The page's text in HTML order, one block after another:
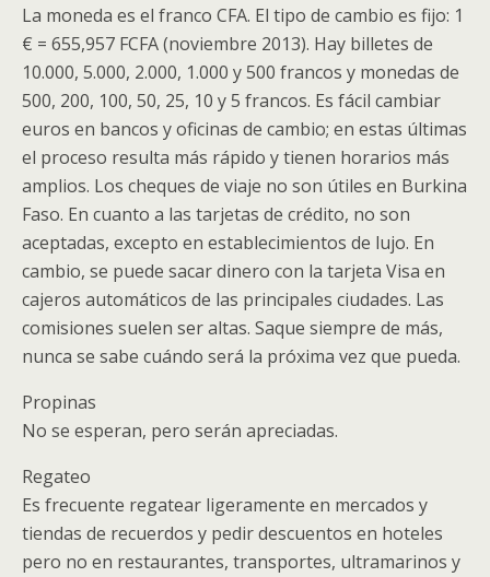
La moneda es el franco CFA. El tipo de cambio es fijo: 1
€ = 655,957 FCFA (noviembre 2013). Hay billetes de
10.000, 5.000, 2.000, 1.000 y 500 francos y monedas de
500, 200, 100, 50, 25, 10 y 5 francos. Es fácil cambiar
euros en bancos y oficinas de cambio; en estas últimas
el proceso resulta más rápido y tienen horarios más
amplios. Los cheques de viaje no son útiles en Burkina
Faso. En cuanto a las tarjetas de crédito, no son
aceptadas, excepto en establecimientos de lujo. En
cambio, se puede sacar dinero con la tarjeta Visa en
cajeros automáticos de las principales ciudades. Las
comisiones suelen ser altas. Saque siempre de más,
nunca se sabe cuándo será la próxima vez que pueda.
Propinas
No se esperan, pero serán apreciadas.
Regateo
Es frecuente regatear ligeramente en mercados y
tiendas de recuerdos y pedir descuentos en hoteles
pero no en restaurantes, transportes, ultramarinos y